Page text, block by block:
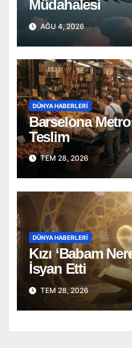
Müdahalesi
AĞU 4, 2026
DÜNYA HABERLERI
Barselona
Teslim
TEM 28, 2026
DÜNYA HABERLERI
Kızı ‘Babam
İsyan Etti
TEM 28, 2026